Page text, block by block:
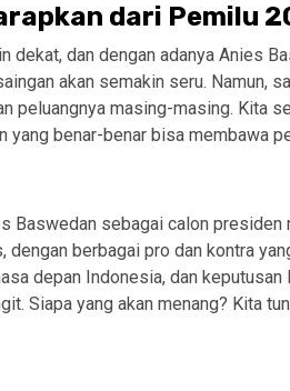
dari Pemilu
dekat, dan dengan adanya Anies
akan semakin seru. Namun,
peluangnya masing-masing. Kita
yang benar-benar bisa membawa
Baswedan sebagai calon
berbagai pro dan kontra
depan Indonesia, dan
Siapa yang akan menang? Kita